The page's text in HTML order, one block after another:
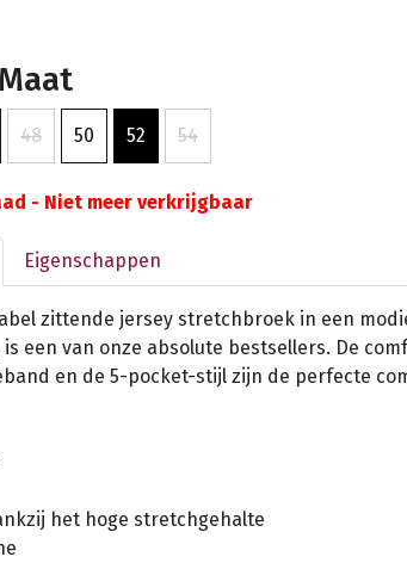
48 50 52 54
- Niet meer verkrijgbaar
Eigenschappen
zittende jersey stretchbroek in een
een van onze absolute bestsellers. De
en de 5-pocket-stijl zijn de perfecte
het hoge stretchgehalte